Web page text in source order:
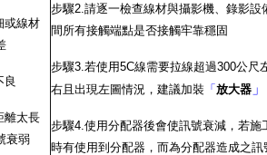
或線材
良
離太長
衰弱
步驟2.請逐一檢查線材與攝影機、錄影設
間所有接觸端點是否接觸牢靠穩固
步驟3.若使用5C線需要拉線超過300公尺
右且出現左圖情況，建議加裝 「 放大器 」
步驟4.使用分配器後會使訊號衰減，若施
時有使用到分配器，而為分配器造成之訊